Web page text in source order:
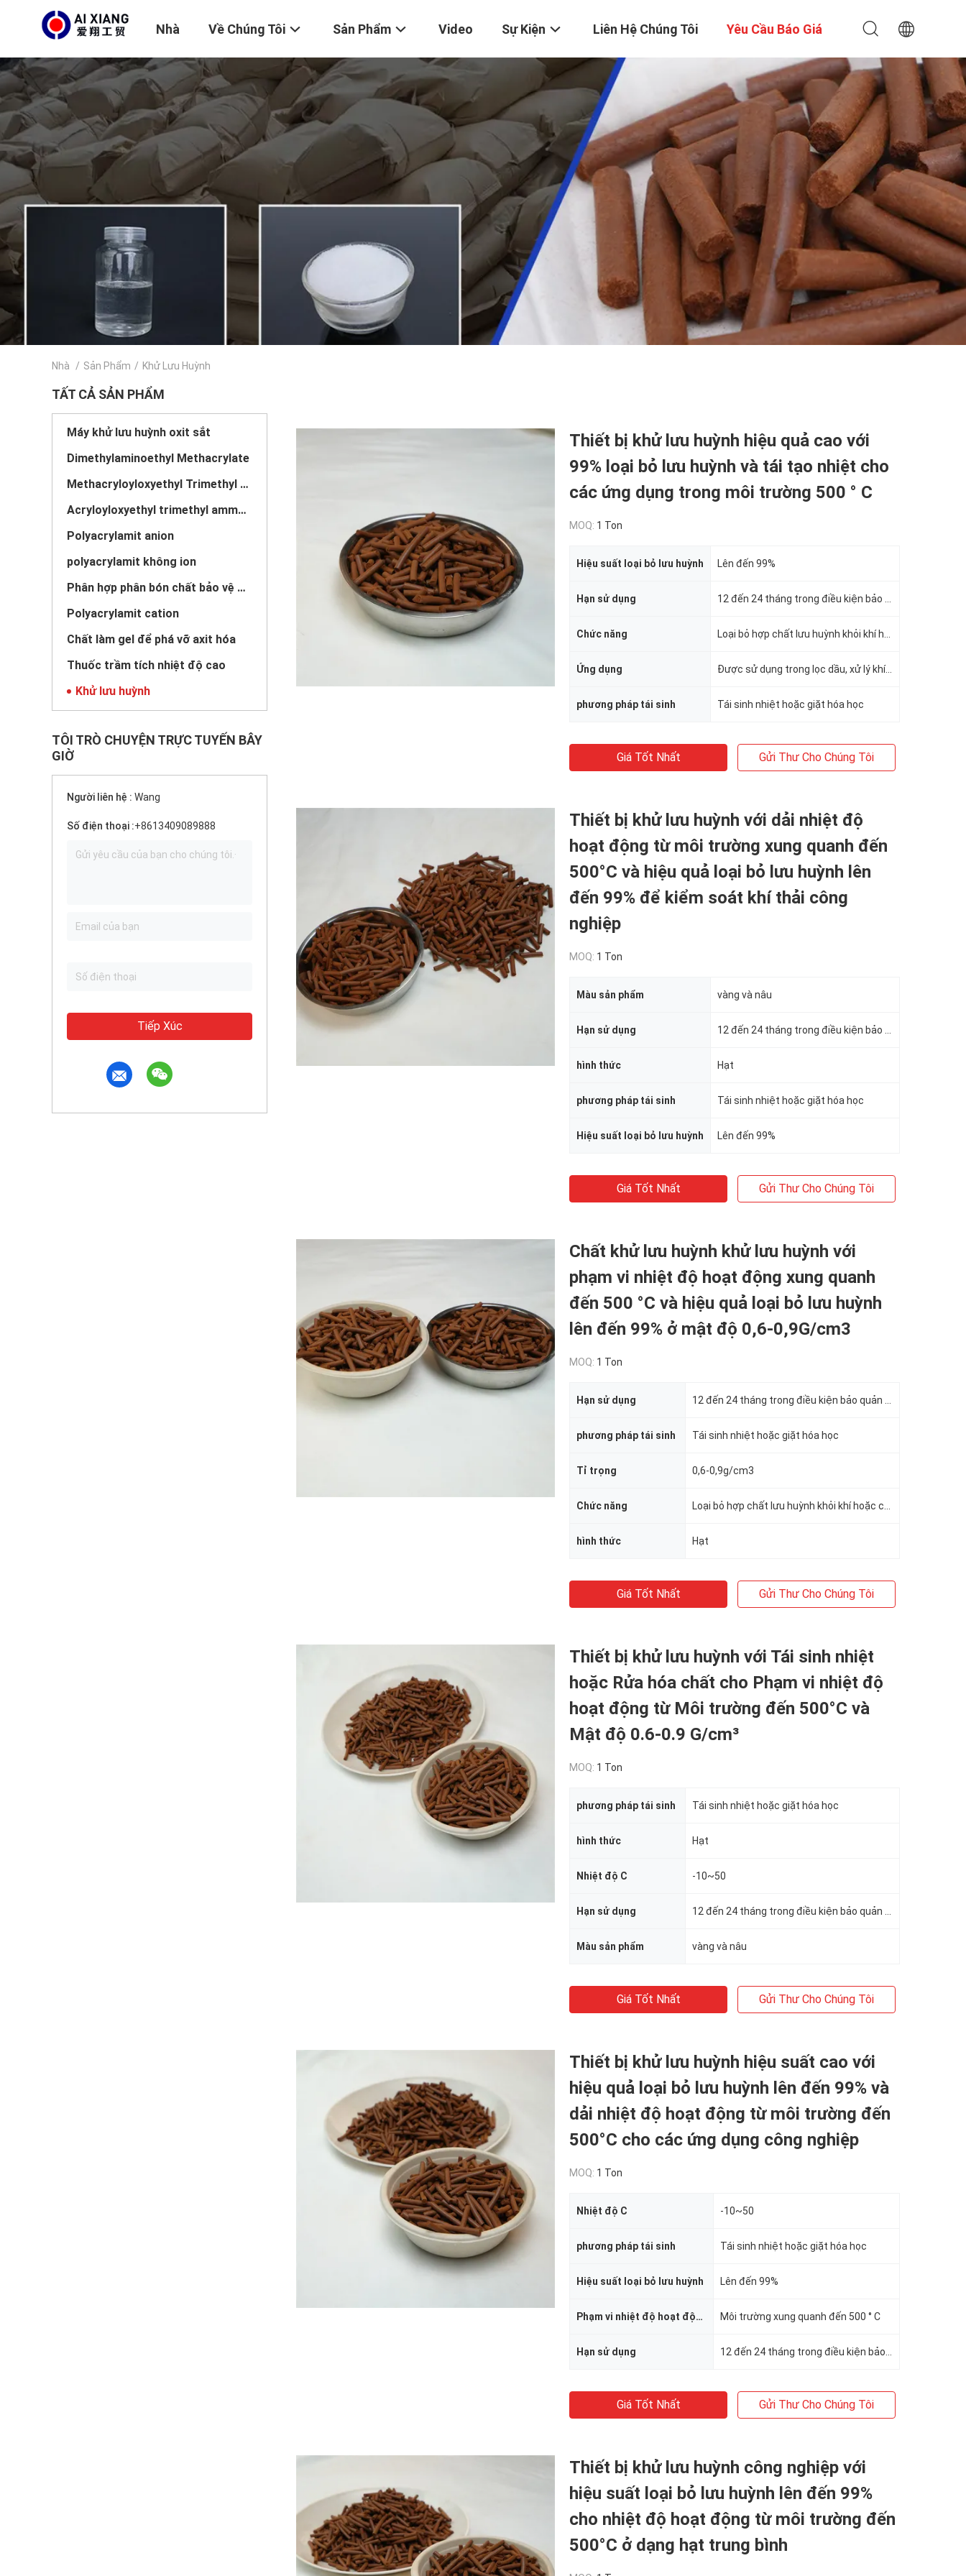
Nhà Về Chúng Tôi Sản Phẩm Video Sự Kiện Liên Hệ Chúng Tôi Yêu Cầu Báo Giá
Nhà / Sản Phẩm / Khử Lưu Huỳnh
TẤT CẢ SẢN PHẨM
Máy khử lưu huỳnh oxit sắt
Dimethylaminoethyl Methacrylate
Methacryloyloxyethyl Trimethyl Ammonium Chloride
Acryloyloxyethyl trimethyl ammonium chloride
Polyacrylamit anion
polyacrylamit không ion
Phân hợp phân bón chất bảo vệ giải phóng chậm
Polyacrylamit cation
Chất làm gel để phá vỡ axit hóa
Thuốc trầm tích nhiệt độ cao
Khử lưu huỳnh
TÔI TRÒ CHUYỆN TRỰC TUYẾN BÂY
GIỜ
Người liên hệ : Wang
Số điện thoại :+8613409089888
Tiếp Xúc
Thiết bị khử lưu huỳnh hiệu quả cao với
99% loại bỏ lưu huỳnh và tái tạo nhiệt cho
các ứng dụng trong môi trường 500 ° C
MOQ: 1 Ton
Hiệu suất loại bỏ lưu huỳnh Lên đến 99%
Hạn sử dụng
Chức năng
Ứng dụng Được sử dụng trong lọc dầu, xử lý khí tự nhiên và kiểm soát khí thải công nghiệp
phương pháp tái sinh Tái sinh nhiệt hoặc giặt hóa học
Giá Tốt Nhất Gửi Thư Cho Chúng Tôi
Thiết bị khử lưu huỳnh với dải nhiệt độ
hoạt động từ môi trường xung quanh đến
500°C và hiệu quả loại bỏ lưu huỳnh lên
đến 99% để kiểm soát khí thải công
nghiệp
MOQ: 1 Ton
Màu sản phẩm vàng và nâu
Hạn sử dụng
hình thức Hạt
phương pháp tái sinh Tái sinh nhiệt hoặc giặt hóa học
Hiệu suất loại bỏ lưu huỳnh Lên đến 99%
Giá Tốt Nhất Gửi Thư Cho Chúng Tôi
Chất khử lưu huỳnh khử lưu huỳnh với
phạm vi nhiệt độ hoạt động xung quanh
đến 500 °C và hiệu quả loại bỏ lưu huỳnh
lên đến 99% ở mật độ 0,6-0,9G/cm3
MOQ: 1 Ton
Hạn sử dụng
phương pháp tái sinh Tái sinh nhiệt hoặc giặt hóa học
Tỉ trọng 0,6-0,9g/cm3
Chức năng
hình thức Hạt
Giá Tốt Nhất Gửi Thư Cho Chúng Tôi
Thiết bị khử lưu huỳnh với Tái sinh nhiệt
hoặc Rửa hóa chất cho Phạm vi nhiệt độ
hoạt động từ Môi trường đến 500°C và
Mật độ 0.6-0.9 G/cm³
MOQ: 1 Ton
phương pháp tái sinh Tái sinh nhiệt hoặc giặt hóa học
hình thức Hạt
Nhiệt độ C -10~50
Hạn sử dụng
Màu sản phẩm vàng và nâu
Giá Tốt Nhất Gửi Thư Cho Chúng Tôi
Thiết bị khử lưu huỳnh hiệu suất cao với
hiệu quả loại bỏ lưu huỳnh lên đến 99% và
dải nhiệt độ hoạt động từ môi trường đến
500°C cho các ứng dụng công nghiệp
MOQ: 1 Ton
Nhiệt độ C -10~50
phương pháp tái sinh Tái sinh nhiệt hoặc giặt hóa học
Hiệu suất loại bỏ lưu huỳnh Lên đến 99%
Phạm vi nhiệt độ hoạt động Môi trường xung quanh đến 500 ° C
Hạn sử dụng
Giá Tốt Nhất Gửi Thư Cho Chúng Tôi
Thiết bị khử lưu huỳnh công nghiệp với
hiệu suất loại bỏ lưu huỳnh lên đến 99%
cho nhiệt độ hoạt động từ môi trường đến
500°C ở dạng hạt trung bình